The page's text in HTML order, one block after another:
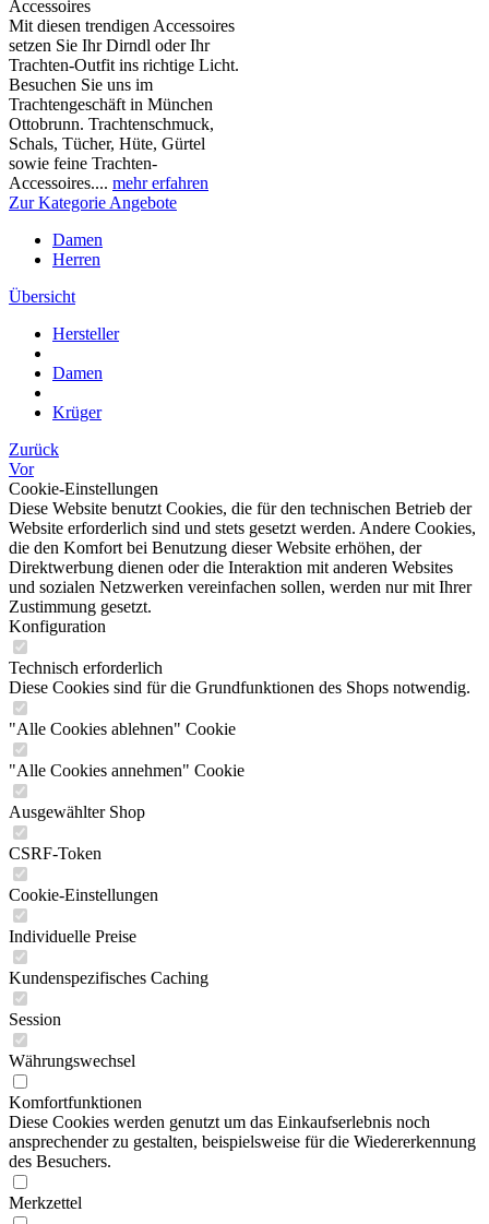
Accessoires
Mit diesen trendigen Accessoires
setzen Sie Ihr Dirndl oder Ihr
Trachten-Outfit ins richtige Licht.
Besuchen Sie uns im
Trachtengeschäft in München
Ottobrunn. Trachtenschmuck,
Schals, Tücher, Hüte, Gürtel
sowie feine Trachten-
Accessoires.... mehr erfahren
Zur Kategorie Angebote
Damen
Herren
Übersicht
Hersteller
Damen
Krüger
Zurück
Vor
Cookie-Einstellungen
Diese Website benutzt Cookies, die für den technischen Betrieb der
Website erforderlich sind und stets gesetzt werden. Andere Cookies,
die den Komfort bei Benutzung dieser Website erhöhen, der
Direktwerbung dienen oder die Interaktion mit anderen Websites
und sozialen Netzwerken vereinfachen sollen, werden nur mit Ihrer
Zustimmung gesetzt.
Konfiguration
Technisch erforderlich
Diese Cookies sind für die Grundfunktionen des Shops notwendig.
"Alle Cookies ablehnen" Cookie
"Alle Cookies annehmen" Cookie
Ausgewählter Shop
CSRF-Token
Cookie-Einstellungen
Individuelle Preise
Kundenspezifisches Caching
Session
Währungswechsel
Komfortfunktionen
Diese Cookies werden genutzt um das Einkaufserlebnis noch
ansprechender zu gestalten, beispielsweise für die Wiedererkennung
des Besuchers.
Merkzettel